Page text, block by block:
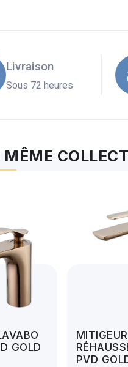
Livraison
Sous 72 heures
GOLD
PVD